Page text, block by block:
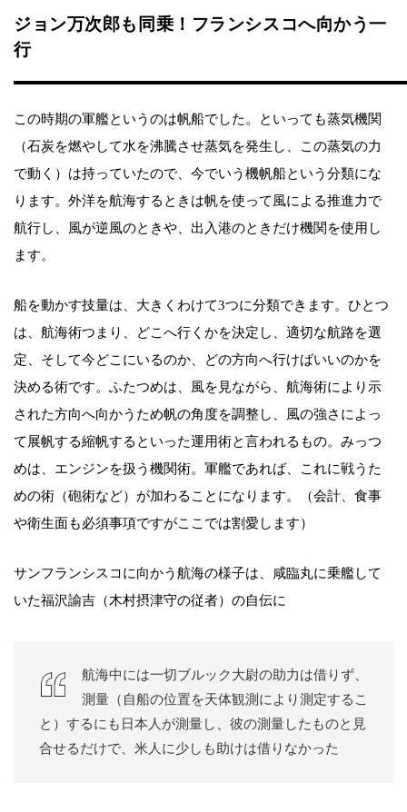
ジョン万次郎も同乗！フランシスコへ向かう一
行
この時期の軍艦というのは帆船でした。といっても蒸気機関
（石炭を燃やして水を沸騰させ蒸気を発生し、この蒸気の力
で動く）は持っていたので、今でいう機帆船という分類にな
ります。外洋を航海するときは帆を使って風による推進力で
航行し、風が逆風のときや、出入港のときだけ機関を使用し
ます。
船を動かす技量は、大きくわけて3つに分類できます。ひとつ
は、航海術つまり、どこへ行くかを決定し、適切な航路を選
定、そして今どこにいるのか、どの方向へ行けばいいのかを
決める術です。ふたつめは、風を見ながら、航海術により示
された方向へ向かうため帆の角度を調整し、風の強さによっ
て展帆する縮帆するといった運用術と言われるもの。みっつ
めは、エンジンを扱う機関術。軍艦であれば、これに戦うた
めの術（砲術など）が加わることになります。（会計、食事
や衛生面も必須事項ですがここでは割愛します）
サンフランシスコに向かう航海の様子は、咸臨丸に乗艦して
いた福沢諭吉（木村摂津守の従者）の自伝に
航海中には一切ブルック大尉の助力は借りず、
測量（自船の位置を天体観測により測定するこ
と）するにも日本人が測量し、彼の測量したものと見
合せるだけで、米人に少しも助けは借りなかった